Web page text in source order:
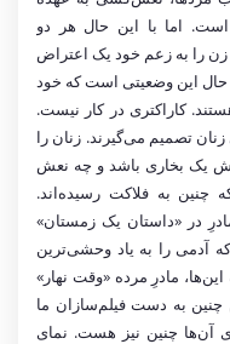
است. اما با این حال هر دو
را به زعم خود یک اعتراض
حال این وضعیتی است که خود
کاراکتری در کار نیست.
تصمیم می‌گیرند. زنان را
یک بخاری باشد و چه نعش
چنین به فلاکت رسیده‌اند.
در «داستان یک زمستان»
آدمی را به یاد وحشی‌ترین
مادرِ مرده «وقت نهار»
چنین به دست فیلم‌سازان ما
آن‌ها چنین نیز هست. نمای